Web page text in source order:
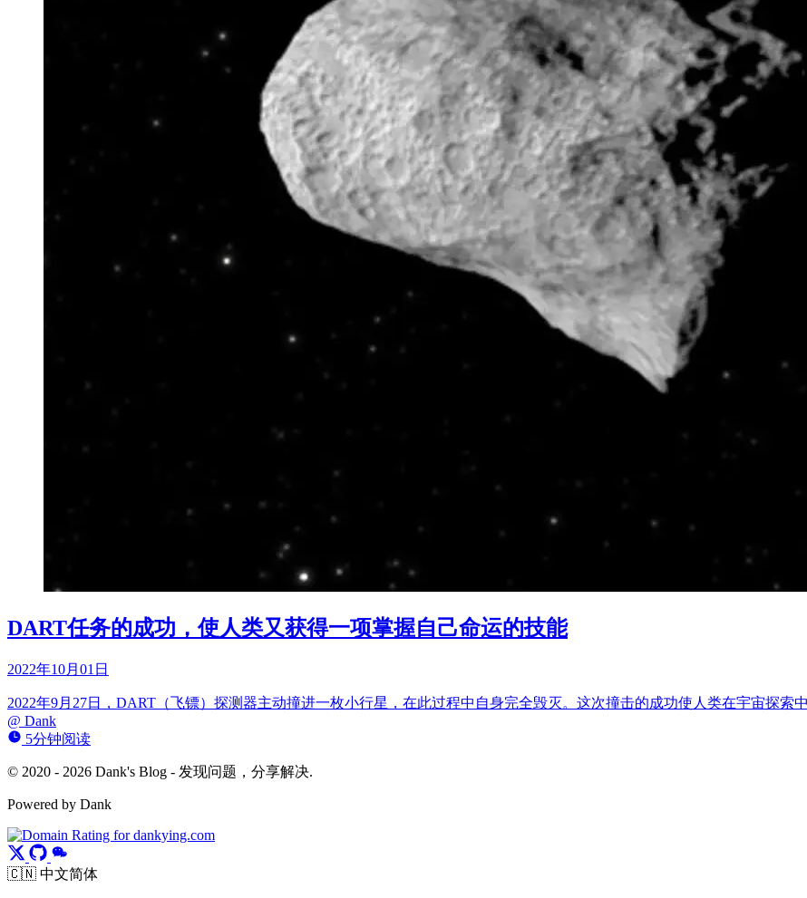
DART任务的成功，使人类又获得一项掌握自己命运的技能
2022年10月01日
2022年9月27日，DART（飞镖）探测器主动撞进一枚小行星，在此过程中自身完全毁灭。这次撞击的成功使人类在宇宙探索
@ Dank
5分钟阅读
© 2020 - 2026 Dank's Blog - 发现问题，分享解决.
Powered by Dank
🇨🇳 中文简体